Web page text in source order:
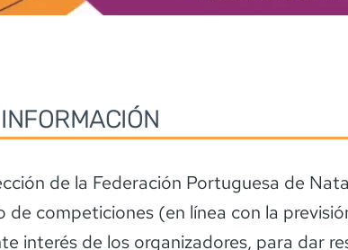
de la Federación Portuguesa de
de competiciones (en línea con la
interés de los organizadores, para dar